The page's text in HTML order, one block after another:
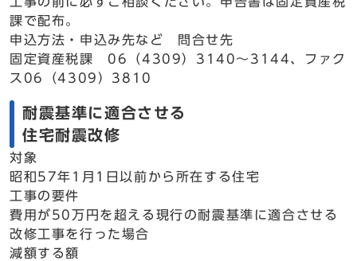
課で配布。
申込方法・申込み先など 問合せ先
固定資産税課 06（4309）3140～3144、ファク
ス06（4309）3810
耐震基準に適合させる
住宅耐震改修
対象
昭和57年1月1日以前から所在する住宅
工事の要件
費用が50万円を超える現行の耐震基準に適合させる
改修工事を行った場合
減額する額